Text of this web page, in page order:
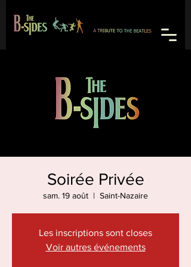
Soirée Privée
sam. 19 août
  |
Saint-Nazaire
Les inscriptions sont closes
Voir autres événements